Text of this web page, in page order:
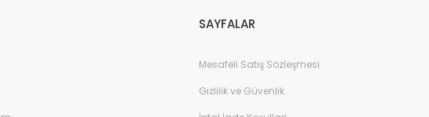
SAYFALAR
Mesafeli Satış Sözleşmesi
Gizlilik ve Güvenlik